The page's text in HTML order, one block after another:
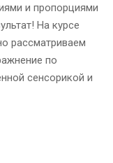
и пропорциями
На курсе
рассматриваем
по
сенсорикой и